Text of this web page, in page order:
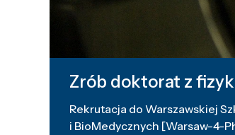
Zrób doktorat z
Rekrutacja do Warszawskiej
i BioMedycznych [Warsaw-4-